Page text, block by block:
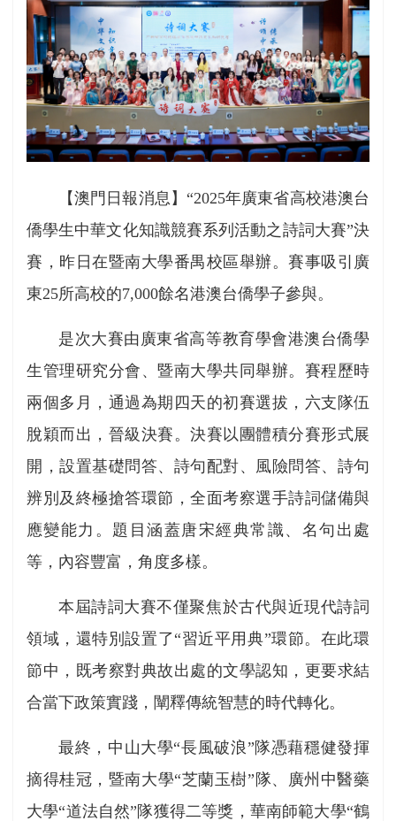
【澳門日報消息】“2025年廣東省高校港澳台
僑學生中華文化知識競賽系列活動之詩詞大賽”決
賽，昨日在暨南大學番禺校區舉辦。賽事吸引廣
東25所高校的7,000餘名港澳台僑學子參與。
是次大賽由廣東省高等教育學會港澳台僑學
生管理研究分會、暨南大學共同舉辦。賽程歷時
兩個多月，通過為期四天的初賽選拔，六支隊伍
脫穎而出，晉級決賽。決賽以團體積分賽形式展
開，設置基礎問答、詩句配對、風險問答、詩句
辨別及終極搶答環節，全面考察選手詩詞儲備與
應變能力。題目涵蓋唐宋經典常識、名句出處
等，內容豐富，角度多樣。
本屆詩詞大賽不僅聚焦於古代與近現代詩詞
領域，還特別設置了“習近平用典”環節。在此環
節中，既考察對典故出處的文學認知，更要求結
合當下政策實踐，闡釋傳統智慧的時代轉化。
最終，中山大學“長風破浪”隊憑藉穩健發揮
摘得桂冠，暨南大學“芝蘭玉樹”隊、廣州中醫藥
大學“道法自然”隊獲得二等獎，華南師範大學“鶴